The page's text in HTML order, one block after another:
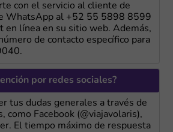
con el servicio al cliente de
WhatsApp al +52 55 5898 8599
en línea en su sitio web. Además,
de contacto específico para
por redes sociales?
tus dudas generales a través de
como Facebook (@viajavolaris),
El tiempo máximo de respuesta